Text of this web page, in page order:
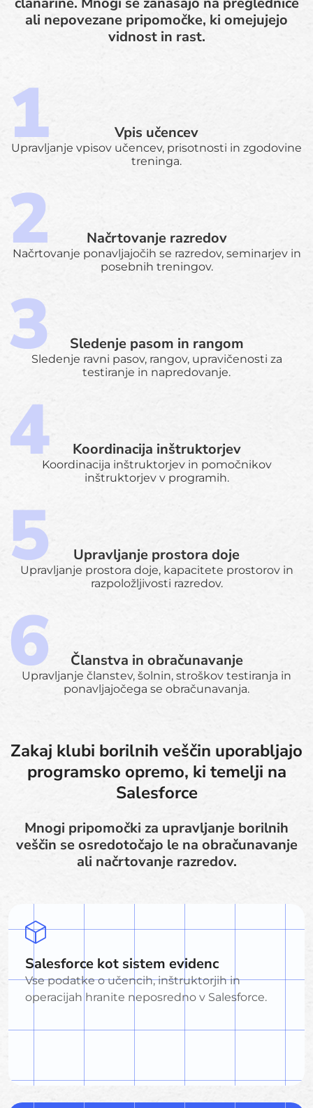
ali nepovezane pripomočke, ki omejujejo
vidnost in rast.
Vpis učencev
Upravljanje vpisov učencev, prisotnosti in zgodovine
treninga.
Načrtovanje razredov
Načrtovanje ponavljajočih se razredov, seminarjev in
posebnih treningov.
Sledenje pasom in rangom
Sledenje ravni pasov, rangov, upravičenosti za
testiranje in napredovanje.
Koordinacija inštruktorjev
Koordinacija inštruktorjev in pomočnikov
inštruktorjev v programih.
Upravljanje prostora doje
Upravljanje prostora doje, kapacitete prostorov in
razpoložljivosti razredov.
Članstva in obračunavanje
Upravljanje članstev, šolnin, stroškov testiranja in
ponavljajočega se obračunavanja.
Zakaj klubi borilnih veščin uporabljajo
programsko opremo, ki temelji na
Salesforce
Mnogi pripomočki za upravljanje borilnih
veščin se osredotočajo le na obračunavanje
ali načrtovanje razredov.
Salesforce kot sistem evidenc
Vse podatke o učencih, inštruktorjih in
operacijah hranite neposredno v Salesforce.